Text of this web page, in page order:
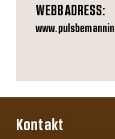
WEBBADRESS:
Kontakt